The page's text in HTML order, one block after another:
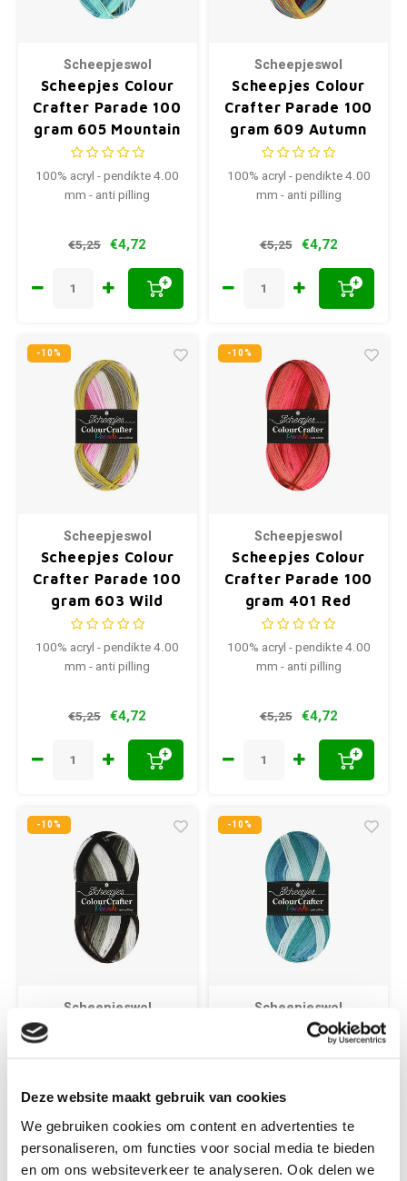
Deze website maakt gebruik van cookies
We gebruiken cookies om content en advertenties te
personaliseren, om functies voor social media te bieden
en om ons websiteverkeer te analyseren. Ook delen we
Scheepjeswol
Scheepjes Colour
Crafter Parade 100
gram 605 Mountain
Lake
100% acryl - pendikte 4.00
mm - anti pilling
€5,25 €4,72
+
Scheepjeswol
Scheepjes Colour
Crafter Parade 100
gram 609 Autumn
Rainbow
100% acryl - pendikte 4.00
mm - anti pilling
€5,25 €4,72
+
-10%
Scheepjeswol
Scheepjes Colour
Crafter Parade 100
gram 603 Wild
Flowers
100% acryl - pendikte 4.00
mm - anti pilling
€5,25 €4,72
+
-10%
Scheepjeswol
Scheepjes Colour
Crafter Parade 100
gram 401 Red
Blend
100% acryl - pendikte 4.00
mm - anti pilling
€5,25 €4,72
+
-10%
Scheepjeswol
Scheepjes Colour
Blend
100% acryl - pendikte 4.00
mm - anti pilling
-10%
Scheepjeswol
Scheepjes Colour
Blend
100% acryl - pendikte 4.00
mm - anti pilling